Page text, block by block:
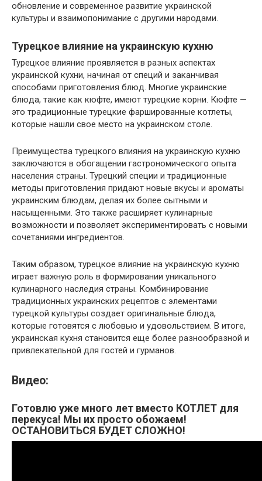
обновление и современное развитие украинской
культуры и взаимопонимание с другими народами.
Турецкое влияние на украинскую кухню
Турецкое влияние проявляется в разных аспектах
украинской кухни, начиная от специй и заканчивая
способами приготовления блюд. Многие украинские
блюда, такие как кюфте, имеют турецкие корни. Кюфте —
это традиционные турецкие фаршированные котлеты,
которые нашли свое место на украинском столе.
Преимущества турецкого влияния на украинскую кухню
заключаются в обогащении гастрономического опыта
населения страны. Турецкий специи и традиционные
методы приготовления придают новые вкусы и ароматы
украинским блюдам, делая их более сытными и
насыщенными. Это также расширяет кулинарные
возможности и позволяет экспериментировать с новыми
сочетаниями ингредиентов.
Таким образом, турецкое влияние на украинскую кухню
играет важную роль в формировании уникального
кулинарного наследия страны. Комбинирование
традиционных украинских рецептов с элементами
турецкой культуры создает оригинальные блюда,
которые готовятся с любовью и удовольствием. В итоге,
украинская кухня становится еще более разнообразной и
привлекательной для гостей и гурманов.
Видео:
Готовлю уже много лет вместо КОТЛЕТ для
перекуса! Мы их просто обожаем!
ОСТАНОВИТЬСЯ БУДЕТ СЛОЖНО!